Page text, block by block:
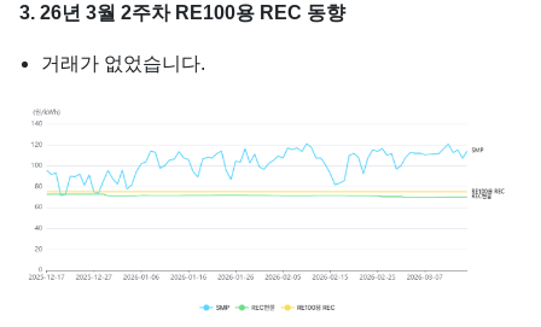
3. 26년 3월 2주차 RE100용 REC 동향
거래가 없었습니다.​